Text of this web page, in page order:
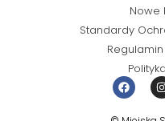
Nowe
Standardy